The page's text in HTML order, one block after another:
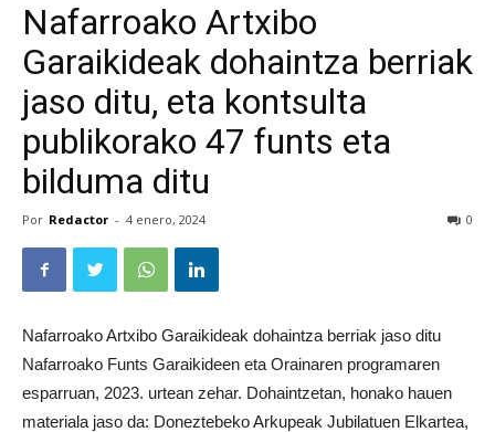
Nafarroako Artxibo
Garaikideak dohaintza berriak
jaso ditu, eta kontsulta
publikorako 47 funts eta
bilduma ditu
Por Redactor - 4 enero, 2024 0
Nafarroako Artxibo Garaikideak dohaintza berriak jaso ditu
Nafarroako Funts Garaikideen eta Orainaren programaren
esparruan, 2023. urtean zehar. Dohaintzetan, honako hauen
materiala jaso da: Doneztebeko Arkupeak Jubilatuen Elkartea,